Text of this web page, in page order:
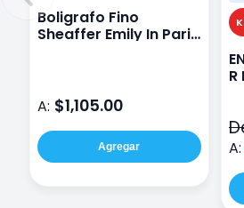
Boligrafo Fino
Sheaffer Emily In Paris
A: $1,105.00
Agregar
R
A: